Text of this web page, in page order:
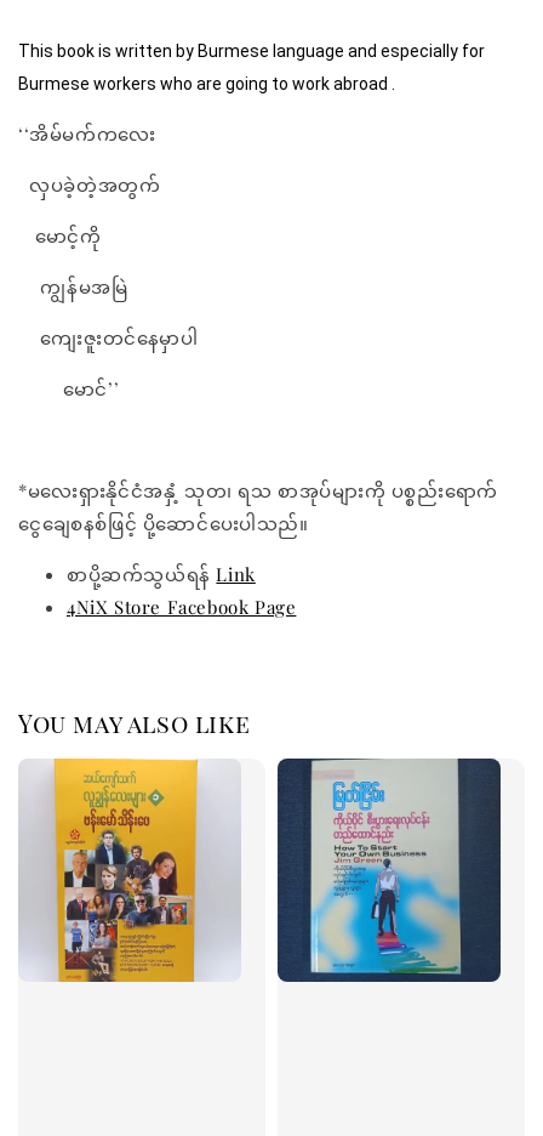
This book is written by Burmese language and especially for
Burmese workers who are going to work abroad .
‘‘အိမ်မက်ကလေး
လှပခဲ့တဲ့အတွက်
မောင့်ကို
ကျွန်မအမြဲ
ကျေးဇူးတင်နေမှာပါ
မောင်’’
*မလေးရှားနိုင်ငံအနှံ့ သုတ၊ ရသ စာအုပ်များကို ပစ္စည်းရောက်
ငွေချေစနစ်ဖြင့် ပို့ဆောင်ပေးပါသည်။
စာပို့ဆက်သွယ်ရန်Link
4NiX Store Facebook Page
You may also like